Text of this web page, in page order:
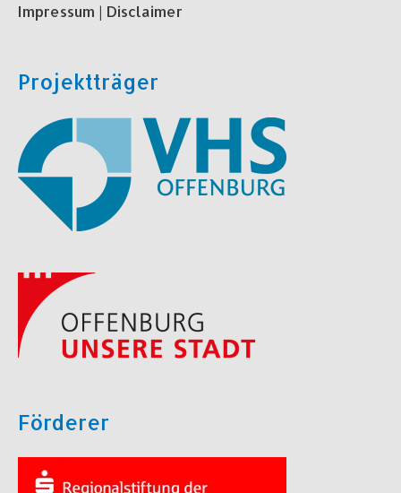
Impressum | Disclaimer
Projektträger
Förderer